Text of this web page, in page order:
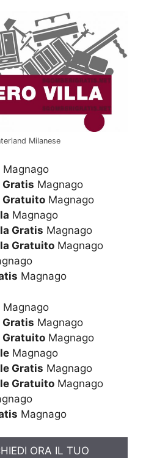
Milanese
Magnago
Gratis Magnago
Gratuito Magnago
Magnago
Gratis Magnago
Gratuito Magnago
Magnago
Magnago
Gratis Magnago
Gratuito Magnago
Magnago
Gratis Magnago
Gratuito Magnago
Magnago
ORA IL TUO